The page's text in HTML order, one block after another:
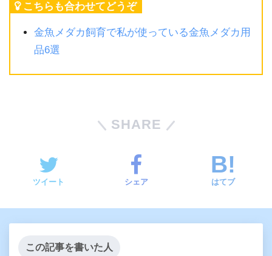
こちらも合わせてどうぞ
金魚メダカ飼育で私が使っている金魚メダカ用
品6選
SHARE
ツイート シェア はてブ
この記事を書いた人